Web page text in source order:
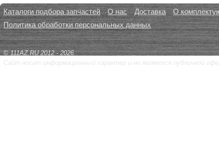
Каталоги подбора запчастей О нас Доставка
О
Политика обработки персональных данных
© 111AZ.RU 2012 - 2026
Сайт носит информационный характер и не является публичной